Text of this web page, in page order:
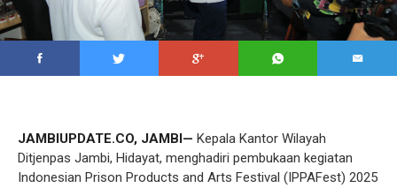
JAMBIUPDATE.CO, JAMBI— Kepala Kantor Wilayah
Ditjenpas Jambi, Hidayat, menghadiri pembukaan kegiatan
Indonesian Prison Products and Arts Festival (IPPAFest) 2025